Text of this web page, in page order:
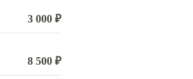
3 000 ₽
8 500 ₽